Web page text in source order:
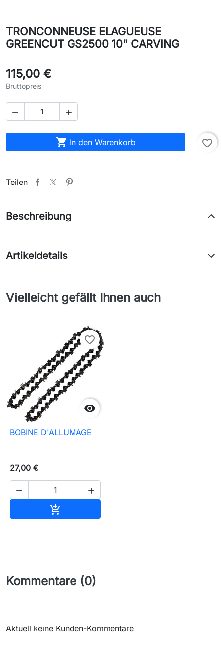
TRONCONNEUSE ELAGUEUSE
GREENCUT GS2500 10" CARVING
115,00 €
Bruttopreis
 
 In den Warenkorb favorite_border
Teilen
Beschreibung
Artikeldetails
Vielleicht gefällt Ihnen auch

favorite_border
BOBINE D'ALLUMAGE
27,00 €
 

Kommentare (0)
Aktuell keine Kunden-Kommentare